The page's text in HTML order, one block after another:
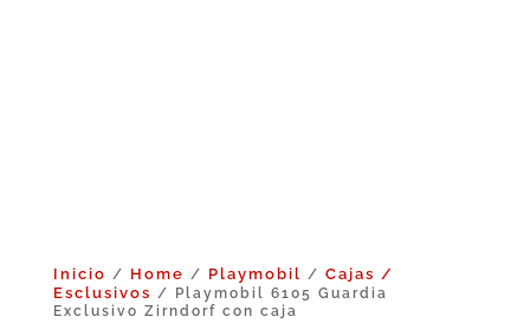
Inicio / Home / Playmobil / Cajas /
Esclusivos / Playmobil 6105 Guardia
Exclusivo Zirndorf con caja